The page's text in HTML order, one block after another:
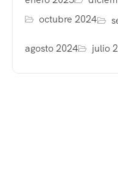
octubre 2024
agosto 2024 julio